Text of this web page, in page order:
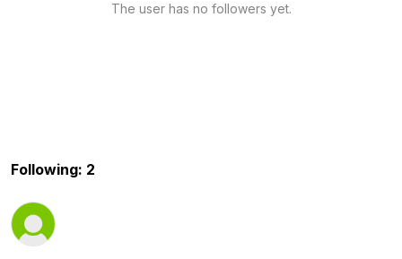
The user has no followers yet.
Following: 2